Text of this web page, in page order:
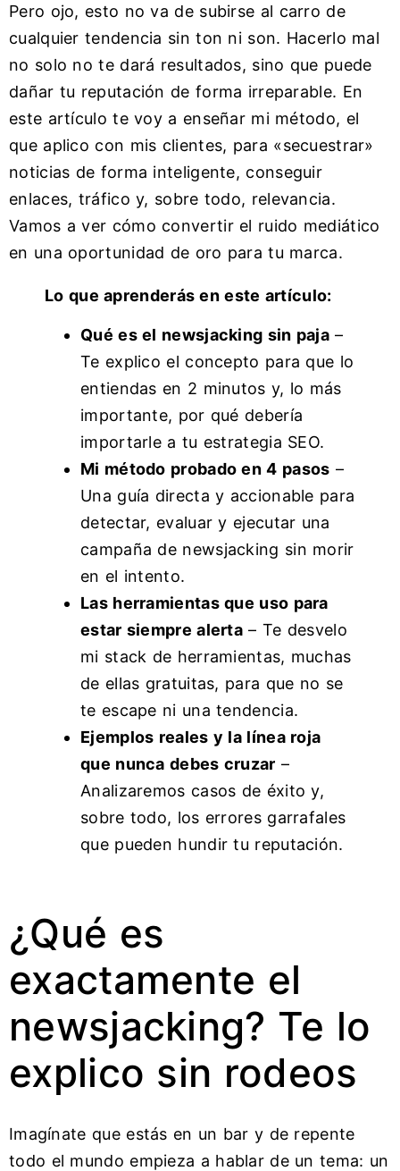
Pero ojo, esto no va de subirse al carro de
cualquier tendencia sin ton ni son. Hacerlo mal
no solo no te dará resultados, sino que puede
dañar tu reputación de forma irreparable. En
este artículo te voy a enseñar mi método, el
que aplico con mis clientes, para «secuestrar»
noticias de forma inteligente, conseguir
enlaces, tráfico y, sobre todo, relevancia.
Vamos a ver cómo convertir el ruido mediático
en una oportunidad de oro para tu marca.
Lo que aprenderás en este artículo:
Qué es el newsjacking sin paja –
Te explico el concepto para que lo
entiendas en 2 minutos y, lo más
importante, por qué debería
importarle a tu estrategia SEO.
Mi método probado en 4 pasos –
Una guía directa y accionable para
detectar, evaluar y ejecutar una
campaña de newsjacking sin morir
en el intento.
Las herramientas que uso para
estar siempre alerta – Te desvelo
mi stack de herramientas, muchas
de ellas gratuitas, para que no se
te escape ni una tendencia.
Ejemplos reales y la línea roja
que nunca debes cruzar –
Analizaremos casos de éxito y,
sobre todo, los errores garrafales
que pueden hundir tu reputación.
¿Qué es
exactamente el
newsjacking? Te lo
explico sin rodeos
Imagínate que estás en un bar y de repente
todo el mundo empieza a hablar de un tema: un